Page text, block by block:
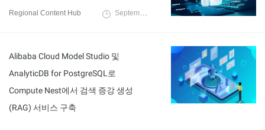
Regional Content Hub September 9, 2024
Alibaba Cloud Model Studio 및
AnalyticDB for PostgreSQL로
Compute Nest에서 검색 증강 생성
(RAG) 서비스 구축